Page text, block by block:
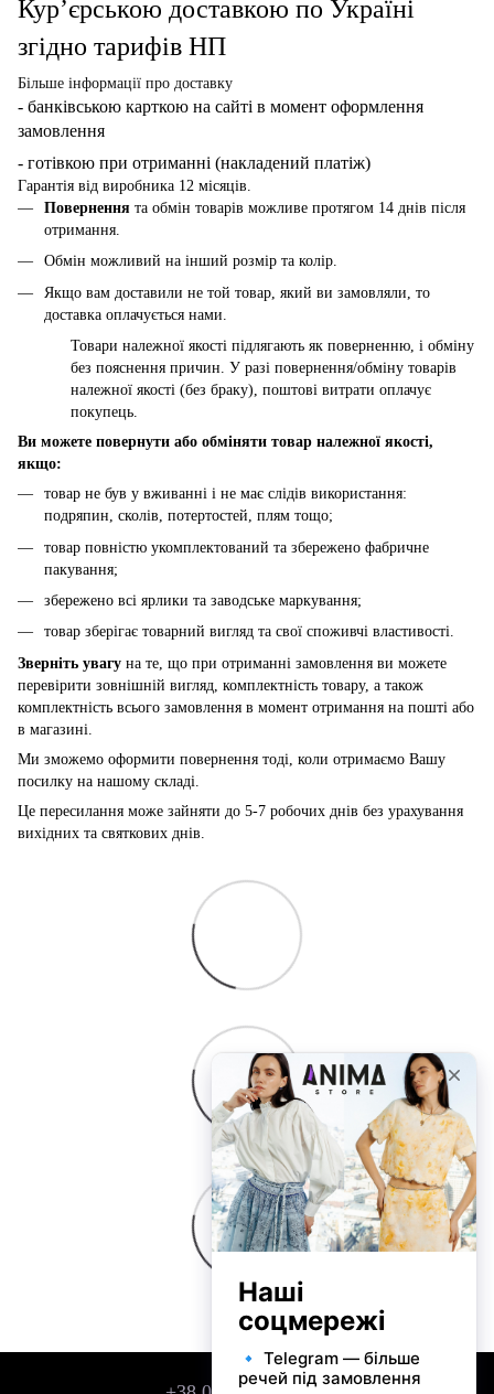
Кур’єрською доставкою по Україні
згідно тарифів НП
Більше інформації про доставку
- банківською карткою на сайті в момент оформлення
замовлення
- готівкою при отриманні (накладений платіж)
Гарантія від виробника 12 місяців.
Повернення та обмін товарів можливе протягом 14 днів після
отримання.
Обмін можливий на інший розмір та колір.
Якщо вам доставили не той товар, який ви замовляли, то
доставка оплачується нами.
Товари належної якості підлягають як поверненню, і обміну
без пояснення причин. У разі повернення/обміну товарів
належної якості (без браку), поштові витрати оплачує
покупець.
Ви можете повернути або обміняти товар належної якості,
якщо:
товар не був у вживанні і не має слідів використання:
подряпин, сколів, потертостей, плям тощо;
товар повністю укомплектований та збережено фабричне
пакування;
збережено всі ярлики та заводське маркування;
товар зберігає товарний вигляд та свої споживчі властивості.
Зверніть увагу на те, що при отриманні замовлення ви можете
перевірити зовнішній вигляд, комплектність товару, а також
комплектність всього замовлення в момент отримання на пошті або
в магазині.
Ми зможемо оформити повернення тоді, коли отримаємо Вашу
посилку на нашому складі.
Це пересилання може зайняти до 5-7 робочих днів без урахування
вихідних та святкових днів.